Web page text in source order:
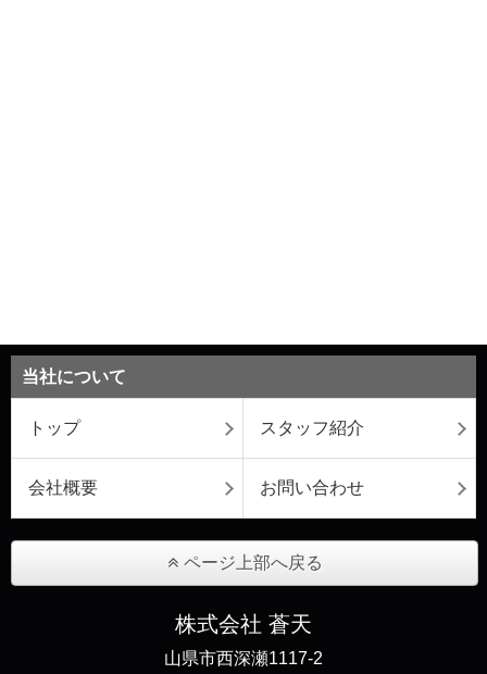
当社について
トップ スタッフ紹介
会社概要 お問い合わせ
ページ上部へ戻る
株式会社 蒼天
山県市西深瀬1117-2